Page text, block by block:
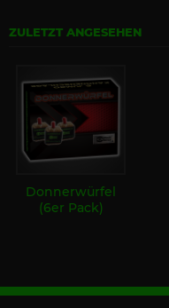
ZULETZT ANGESEHEN
Donnerwürfel
(6er Pack)